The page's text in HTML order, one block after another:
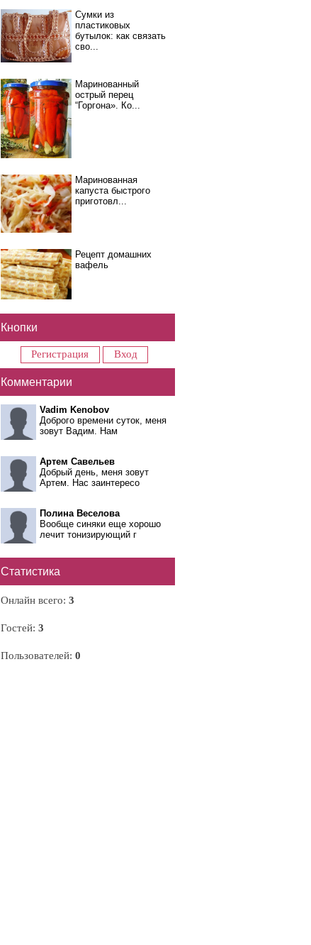
Сумки из
пластиковых
бутылок: как связать
сво...
Маринованный
острый перец
“Горгона». Ко...
Маринованная
капуста быстрого
приготовл...
Рецепт домашних
вафель
Кнопки
Регистрация Вход
Комментарии
Vadim Kenobov
Доброго времени суток, меня
зовут Вадим. Нам
Артем Савельев
Добрый день, меня зовут
Артем. Нас заинтересо
Полина Веселова
Вообще синяки еще хорошо
лечит тонизирующий г
Статистика
Онлайн всего: 3
Гостей: 3
Пользователей: 0